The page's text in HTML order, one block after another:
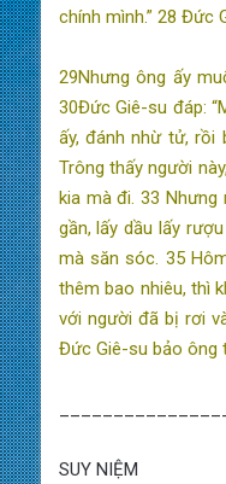
chính mình.” 28 Đức
29Nhưng ông ấy
30Đức Giê-su đáp:
ấy, đánh nhừ tử, rồi
Trông thấy người
kia mà đi. 33
gần, lấy dầu lấy
mà săn sóc. 35
thêm bao nhiêu, thì
với người đã bị rơi
Đức Giê-su bảo ông
SUY NIỆM